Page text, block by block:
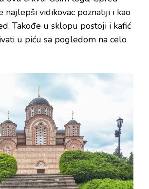
najlepši vidikovac poznatiji i kao
Takođe u sklopu postoji i kafić
u piću sa pogledom na celo